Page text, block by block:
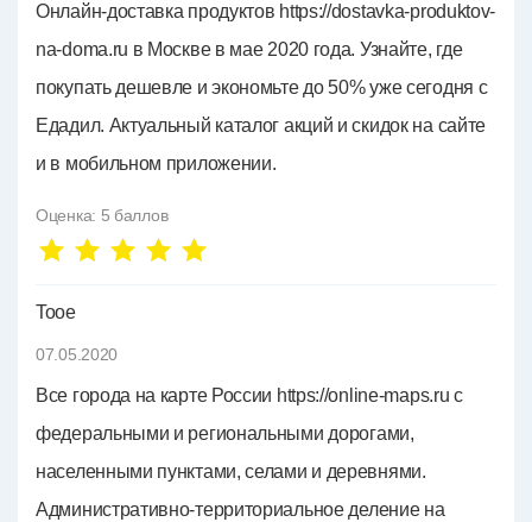
Онлайн-доставка продуктов https://dostavka-produktov-
na-doma.ru в Москве в мае 2020 года. Узнайте, где
покупать дешевле и экономьте до 50% уже сегодня c
Едадил. Актуальный каталог акций и скидок на сайте
и в мобильном приложении.
Оценка: 5 баллов
Tooe
07.05.2020
Все города на карте России https://online-maps.ru с
федеральными и региональными дорогами,
населенными пунктами, селами и деревнями.
Административно-территориальное деление на